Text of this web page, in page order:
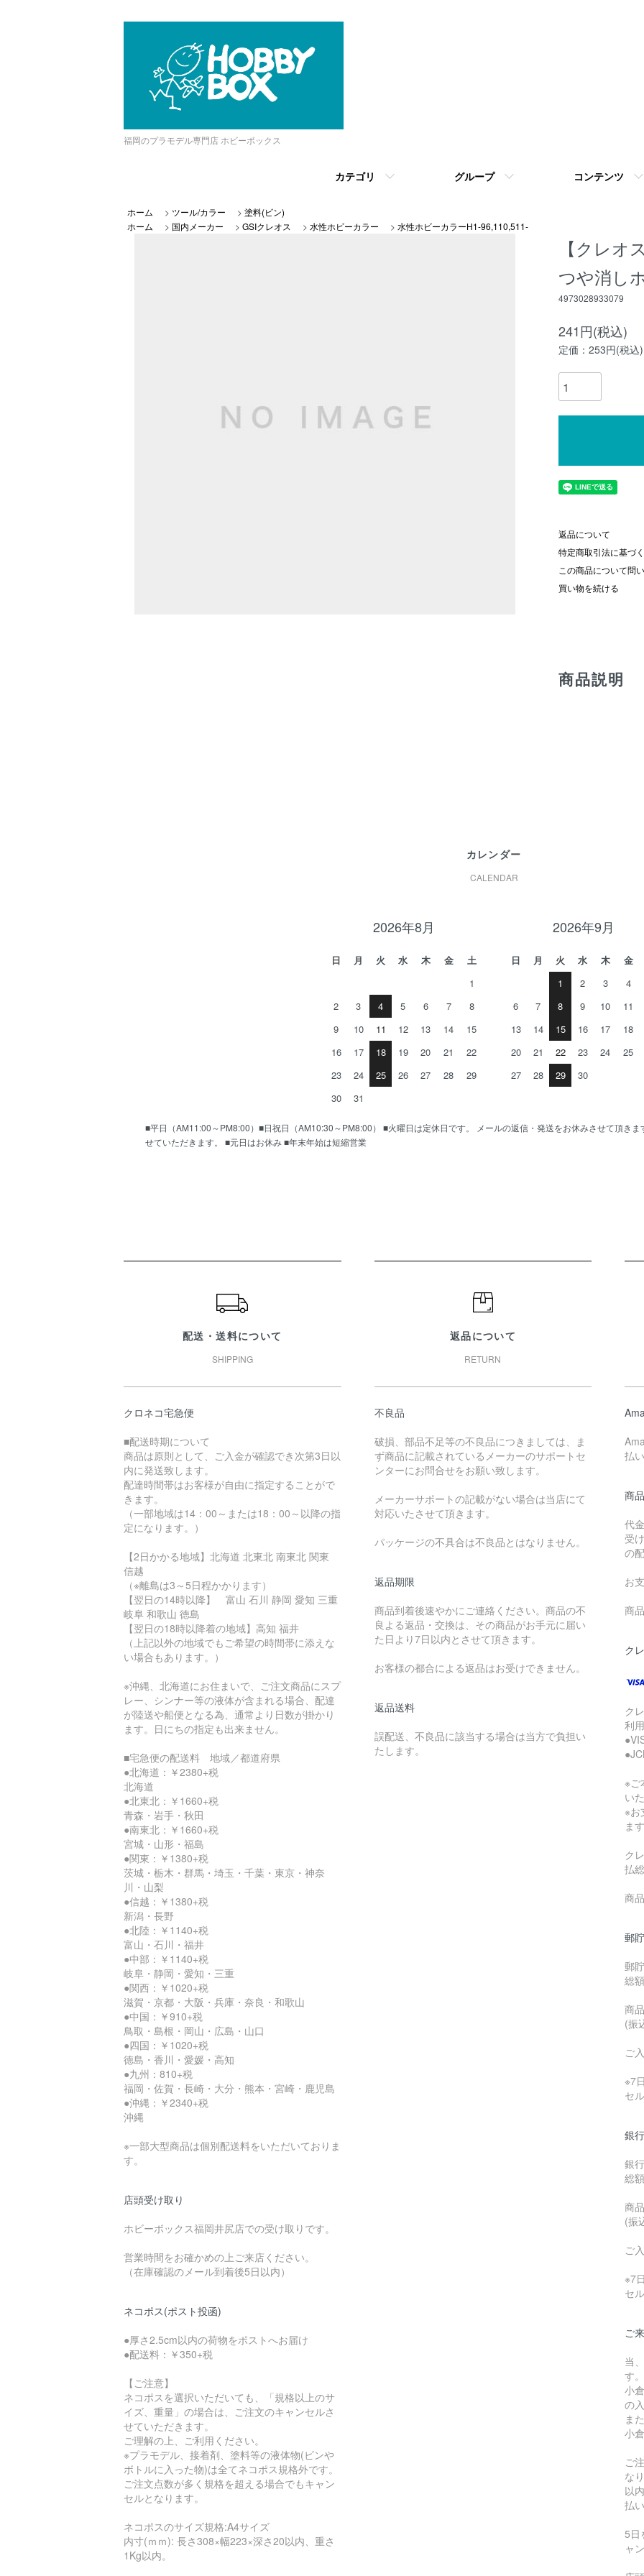
福岡のプラモデル専門店 ホビーボックス
カテゴリ グループ コンテンツ
ホーム > ツール/カラー > 塗料(ビン)
ホーム
> 国内メーカー > GSIクレオス > 水性ホビーカラー > 水性ホビーカラーH1-96,110,511-
【クレオ
つや消し
4973028933079
241円(税込)
定価：253円(税込)
返品について
特定商取引法に基づ
この商品について問
買い物を続ける
商品説明
カレンダー
CALENDAR
2026年8月
日 月 火 水 木 金
土
1
2
3 4 5 6 7
8
9
10 11 12 13 14
15
16
17 18 19 20 21
22
23
24 25 26 27 28
29
30
31
2026年9月
日 月 火 水 木
金
1
2 3
4
6
7 8 9 10
11
13
14 15 16 17
18
20
21 22 23 24
25
27
28 29 30
■平日（AM11:00～PM8:00）■日祝日（AM10:30～PM8:00） ■火曜日は定休日です。 メールの返信・発送をお休みさせて頂き
せていただきます。 ■元日はお休み ■年末年始は短縮営業
配送・送料について
SHIPPING
クロネコ宅急便
■配送時期について
商品は原則として、ご入金が確認でき次第3日以
内に発送致します。
配達時間帯はお客様が自由に指定することがで
きます。
（一部地域は14：00～または18：00～以降の指
定になります。）
【2日かかる地域】北海道 北東北 南東北 関東
信越
（※離島は3～5日程かかります）
【翌日の14時以降】 富山 石川 静岡 愛知 三重
岐阜 和歌山 徳島
【翌日の18時以降着の地域】高知 福井
（上記以外の地域でもご希望の時間帯に添えな
い場合もあります。）
※沖縄、北海道にお住まいで、ご注文商品にスプ
レー、シンナー等の液体が含まれる場合、配達
が陸送や船便となる為、通常より日数が掛かり
ます。日にちの指定も出来ません。
■宅急便の配送料 地域／都道府県
●北海道：￥2380+税
北海道
●北東北：￥1660+税
青森・岩手・秋田
●南東北：￥1660+税
宮城・山形・福島
●関東：￥1380+税
茨城・栃木・群馬・埼玉・千葉・東京・神奈
川・山梨
●信越：￥1380+税
新潟・長野
●北陸：￥1140+税
富山・石川・福井
●中部：￥1140+税
岐阜・静岡・愛知・三重
●関西：￥1020+税
滋賀・京都・大阪・兵庫・奈良・和歌山
●中国：￥910+税
鳥取・島根・岡山・広島・山口
●四国：￥1020+税
徳島・香川・愛媛・高知
●九州：810+税
福岡・佐賀・長崎・大分・熊本・宮崎・鹿児島
●沖縄：￥2340+税
沖縄
※一部大型商品は個別配送料をいただいておりま
す。
店頭受け取り
ホビーボックス福岡井尻店での受け取りです。
営業時間をお確かめの上ご来店ください。
（在庫確認のメール到着後5日以内）
ネコポス(ポスト投函)
●厚さ2.5cm以内の荷物をポストへお届け
●配送料：￥350+税
【ご注意】
ネコポスを選択いただいても、「規格以上のサ
イズ、重量」の場合は、ご注文のキャンセルさ
せていただきます。
ご理解の上、ご利用ください。
※プラモデル、接着剤、塗料等の液体物(ビンや
ボトルに入った物)は全てネコポス規格外です。
ご注文点数が多く規格を超える場合でもキャン
セルとなります。
ネコポスのサイズ規格:A4サイズ
内寸(ｍｍ): 長さ308×幅223×深さ20以内、重さ
1Kg以内。
返品について
RETURN
不良品
破損、部品不足等の不良品につきましては、ま
ず商品に記載されているメーカーのサポートセ
ンターにお問合せをお願い致します。
メーカーサポートの記載がない場合は当店にて
対応いたさせて頂きます。
パッケージの不具合は不良品とはなりません。
返品期限
商品到着後速やかにご連絡ください。商品の不
良よる返品・交換は、その商品がお手元に届い
た日より7日以内とさせて頂きます。
お客様の都合による返品はお受けできません。
返品送料
誤配送、不良品に該当する場合は当方で負担い
たします。
払
商
代
受
の
お
商
ク
ク
利
※ご
い
※お
ま
ク
払
商
郵
郵
総
商
(振
ご
※7
セ
銀
銀
総
商
(振
ご
※7
セ
ご
当
す
小
の
ま
小
ご
な
以
払
5日
ャ